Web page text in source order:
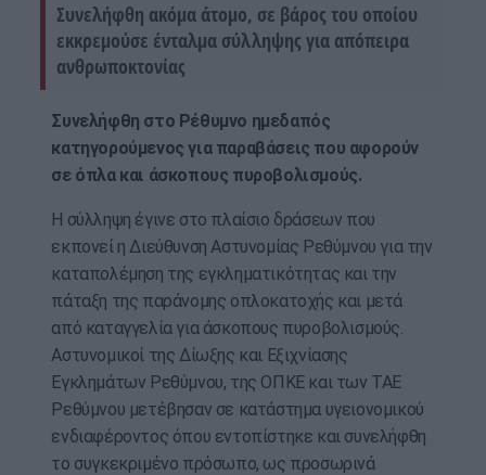
Συνελήφθη ακόμα άτομο, σε βάρος του οποίου
εκκρεμούσε ένταλμα σύλληψης για απόπειρα
ανθρωποκτονίας
Συνελήφθη στο Ρέθυμνο ημεδαπός
κατηγορούμενος για παραβάσεις που αφορούν
σε όπλα και άσκοπους πυροβολισμούς.
Η σύλληψη έγινε στο πλαίσιο δράσεων που
εκπονεί η Διεύθυνση Αστυνομίας Ρεθύμνου για την
καταπολέμηση της εγκληματικότητας και την
πάταξη της παράνομης οπλοκατοχής και μετά
από καταγγελία για άσκοπους πυροβολισμούς.
Αστυνομικοί της Δίωξης και Εξιχνίασης
Εγκλημάτων Ρεθύμνου, της ΟΠΚΕ και των ΤΑΕ
Ρεθύμνου μετέβησαν σε κατάστημα υγειονομικού
ενδιαφέροντος όπου εντοπίστηκε και συνελήφθη
το συγκεκριμένο πρόσωπο, ως προσωρινά